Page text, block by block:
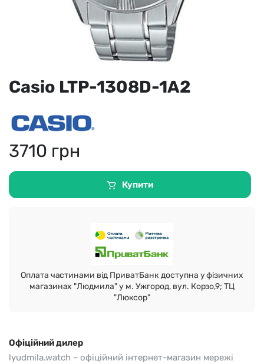
Casio LTP-1308D-1A2
3710 грн
Купити
Оплата частинами від ПриватБанк доступна у фізичних
магазинах "Людмила" у м. Ужгород, вул. Корзо,9; ТЦ
"Люксор"
Офіційний дилер
lyudmila.watch – офіційний інтернет-магазин мережі